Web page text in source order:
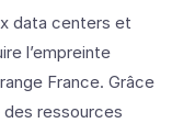
data centers et
l’empreinte
France. Grâce
des ressources